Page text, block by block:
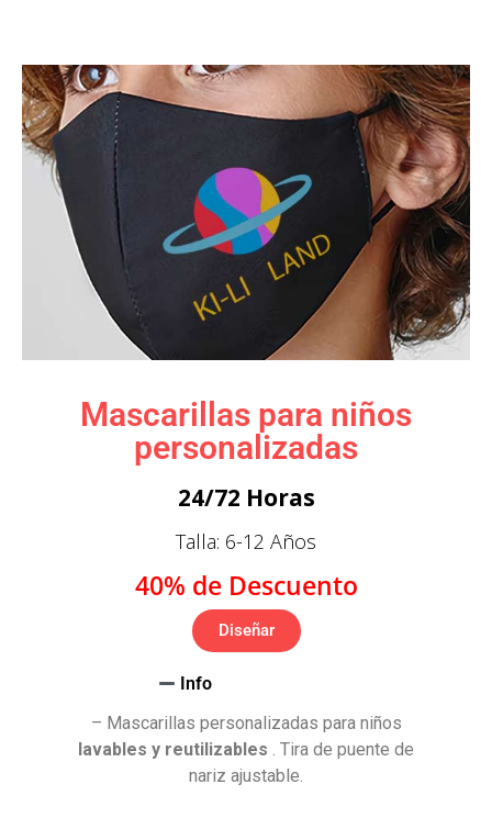
Mascarillas para niños
personalizadas
24/72 Horas
Talla: 6-12 Años
40% de Descuento
Diseñar
Info
– Mascarillas personalizadas para niños
lavables y reutilizables . Tira de puente de
nariz ajustable.